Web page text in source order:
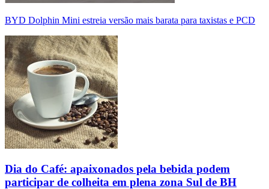
BYD Dolphin Mini estreia versão mais barata para taxistas e PCD
Dia do Café: apaixonados pela bebida podem
participar de colheita em plena zona Sul de BH